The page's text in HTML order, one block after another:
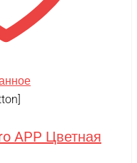
APP Цветная